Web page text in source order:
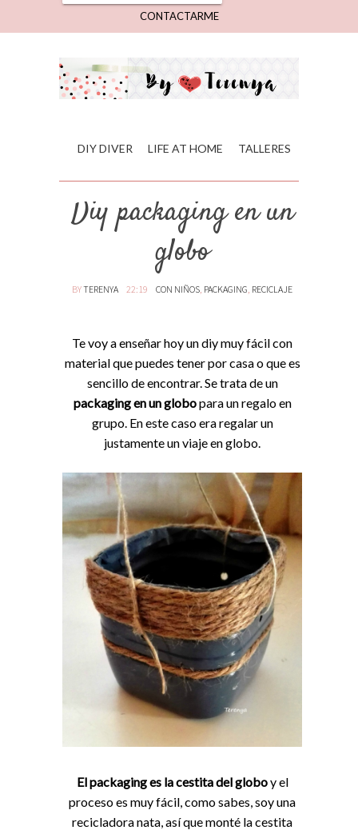
CONTACTARME
DIY DIVER LIFE AT HOME TALLERES
Diy packaging en un
globo
BYTERENYA 22:19 CON NIÑOS, PACKAGING, RECICLAJE
Te voy a enseñar hoy un diy muy fácil con
material que puedes tener por casa o que es
sencillo de encontrar. Se trata de un
packaging en un globopara un regalo en
grupo. En este caso era regalar un
justamente un viaje en globo.
El packaging es la cestita del globoy el
proceso es muy fácil, como sabes, soy una
recicladora nata, así que monté la cestita